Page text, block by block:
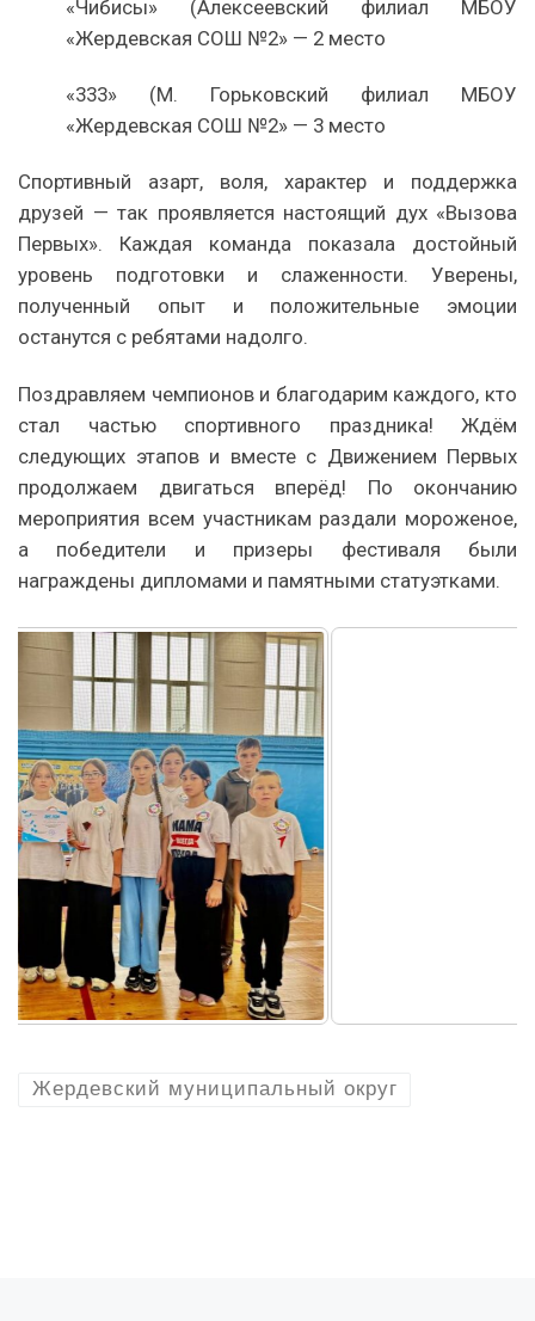
«Чибисы» (Алексеевский филиал МБОУ
«Жердевская СОШ №2» — 2 место
«333» (М. Горьковский филиал МБОУ
«Жердевская СОШ №2» — 3 место
Спортивный азарт, воля, характер и поддержка
друзей — так проявляется настоящий дух «Вызова
Первых». Каждая команда показала достойный
уровень подготовки и слаженности. Уверены,
полученный опыт и положительные эмоции
останутся с ребятами надолго.
Поздравляем чемпионов и благодарим каждого, кто
стал частью спортивного праздника! Ждём
следующих этапов и вместе с Движением Первых
продолжаем двигаться вперёд! По окончанию
мероприятия всем участникам раздали мороженое,
а победители и призеры фестиваля были
награждены дипломами и памятными статуэтками.
Жердевский муниципальный округ